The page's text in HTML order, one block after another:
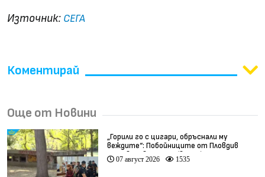
Източник: СЕГА
Коментирай
Още от Новини
„Горили го с цигари, обръснали му
веждите“: Побойниците от Пловдив
остават в ареста (видео)
07 август 2026 1535